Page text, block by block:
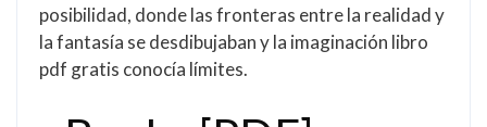
posibilidad, donde las fronteras entre la realidad y
la fantasía se desdibujaban y la imaginación libro
pdf gratis conocía límites.